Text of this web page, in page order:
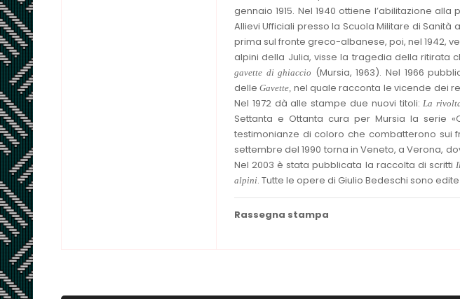
gennaio 1915. Nel 1940 ottiene l’abilitazione
Allievi Ufficiali presso la Scuola Militare di
prima sul fronte greco-albanese, poi, nel 1942,
alpini della Julia, visse la tragedia della ritirata
gavette di ghiaccio (Mursia, 1963). Nel 1966
delleGavette, nel quale racconta le vicende dei
Nel 1972 dà alle stampe due nuovi titoli:La
Settanta e Ottanta cura per Mursia la serie
testimonianze di coloro che combatterono sui
settembre del 1990 torna in Veneto, a Verona,
Nel 2003 è stata pubblicata la raccolta di scritti
alpini. Tutte le opere di Giulio Bedeschi sono
Rassegna stampa